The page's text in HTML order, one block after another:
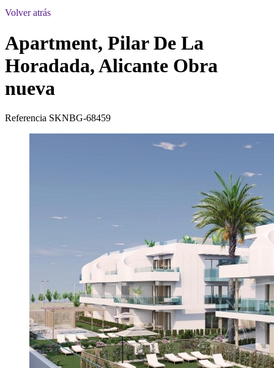
Volver atrás
Apartment, Pilar De La
Horadada, Alicante Obra
nueva
Referencia SKNBG-68459